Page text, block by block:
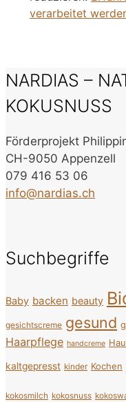
verarbeitet
NARDIAS –
KOKUSNUSS
Förderprojekt
CH-9050 Appenzell
079 416 53 06
info@nardias.ch
Suchbegriffe
Baby backen beauty
gesichtscreme gesund
Haarpflege handcreme
kaltgepresst kinder Kochen
kokosmilch kokosnuss